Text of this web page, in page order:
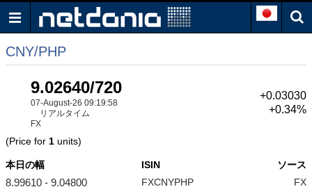
CNY/PHP
9.02640/720
07-August-26 09:19:58
リアルタイム
FX
+0.03030
+0.34%
(Price for 1 units)
本日の幅
8.99610 - 9.04800
ISIN
FXCNYPHP
ソース
FX